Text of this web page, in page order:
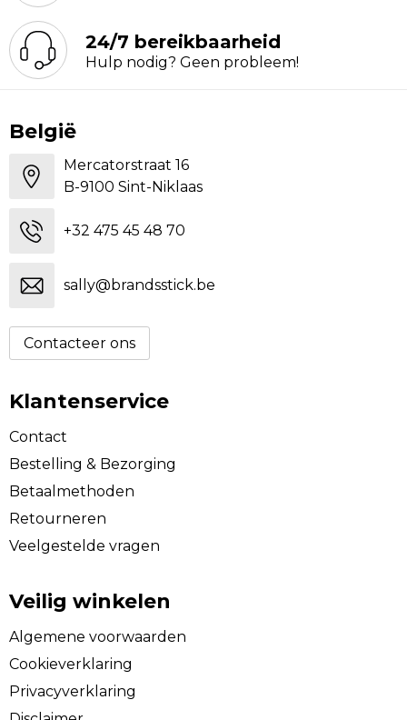
24/7 bereikbaarheid
Hulp nodig? Geen probleem!
België
Mercatorstraat 16
B-9100 Sint-Niklaas
+32 475 45 48 70
sally@brandsstick.be
Contacteer ons
Klantenservice
Contact
Bestelling & Bezorging
Betaalmethoden
Retourneren
Veelgestelde vragen
Veilig winkelen
Algemene voorwaarden
Cookieverklaring
Privacyverklaring